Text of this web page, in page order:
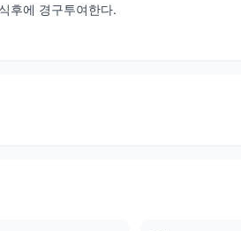
후에 경구투여한다.